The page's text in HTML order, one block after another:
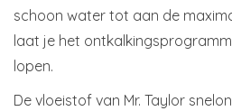
schoon water tot aan de
laat je het
lopen.
De vloeistof van Mr. Taylor